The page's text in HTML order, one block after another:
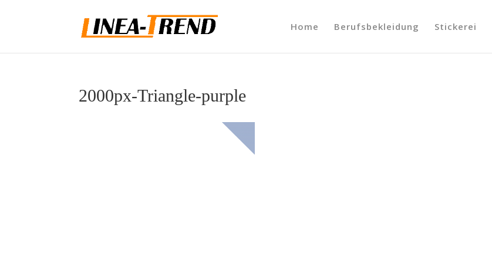
Home Berufsbekleidung Stickerei
2000px-Triangle-purple